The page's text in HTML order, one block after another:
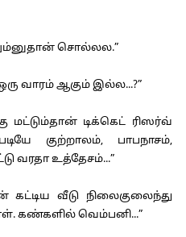
சொல்லல.”
வாரம் ஆகும் இல்ல...?”
டிக்கெட் ரிஸர்வ்
குற்றாலம், பாபநாசம்,
வரதா உத்தேசம்...”
வீடு நிலைகுலைந்து
கண்களில் வெம்பனி...”